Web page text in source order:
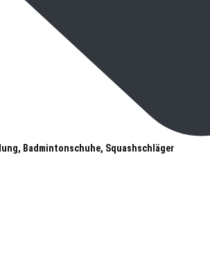
Badmintonschuhe, Squashschläger